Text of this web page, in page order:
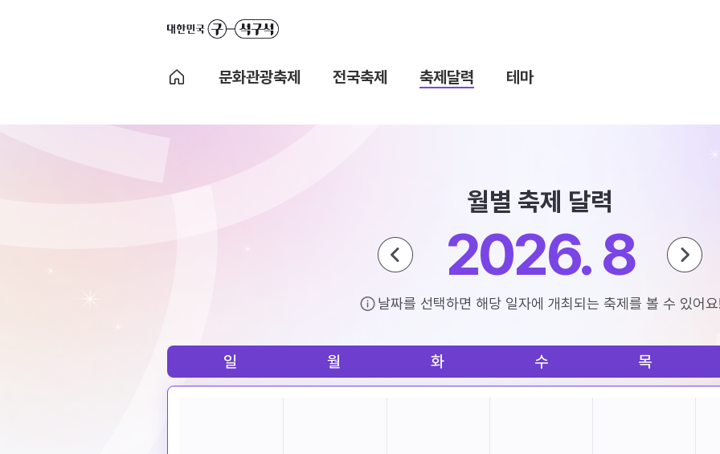
문화관광축제 전국축제 축제달력 테마
월별 축제 달력
2026. 8
날짜를 선택하면 해당 일자에 개최되는 축제를 볼 수 있어
일 월 화 수 목